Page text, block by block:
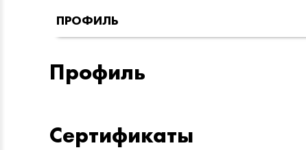
ПРОФИЛЬ
Профиль
Сертификаты